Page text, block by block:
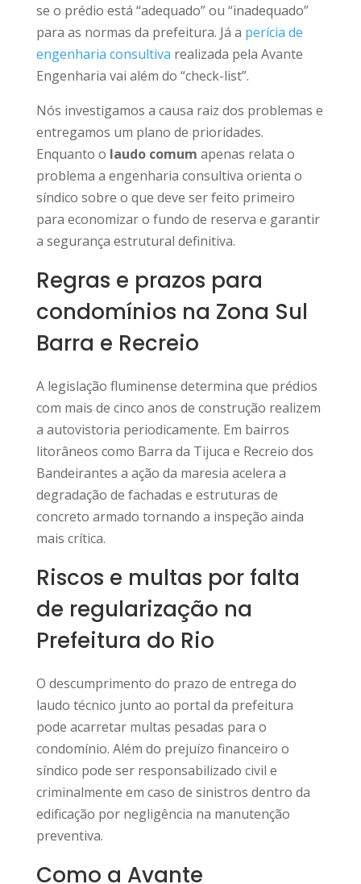
se o prédio está “adequado” ou “inadequado”
para as normas da prefeitura. Já a perícia de
engenharia consultiva realizada pela Avante
Engenharia vai além do “check-list”.
Nós investigamos a causa raiz dos problemas e
entregamos um plano de prioridades.
Enquanto o laudo comum apenas relata o
problema a engenharia consultiva orienta o
síndico sobre o que deve ser feito primeiro
para economizar o fundo de reserva e garantir
a segurança estrutural definitiva.
Regras e prazos para
condomínios na Zona Sul
Barra e Recreio
A legislação fluminense determina que prédios
com mais de cinco anos de construção realizem
a autovistoria periodicamente. Em bairros
litorâneos como Barra da Tijuca e Recreio dos
Bandeirantes a ação da maresia acelera a
degradação de fachadas e estruturas de
concreto armado tornando a inspeção ainda
mais crítica.
Riscos e multas por falta
de regularização na
Prefeitura do Rio
O descumprimento do prazo de entrega do
laudo técnico junto ao portal da prefeitura
pode acarretar multas pesadas para o
condomínio. Além do prejuízo financeiro o
síndico pode ser responsabilizado civil e
criminalmente em caso de sinistros dentro da
edificação por negligência na manutenção
preventiva.
Como a Avante